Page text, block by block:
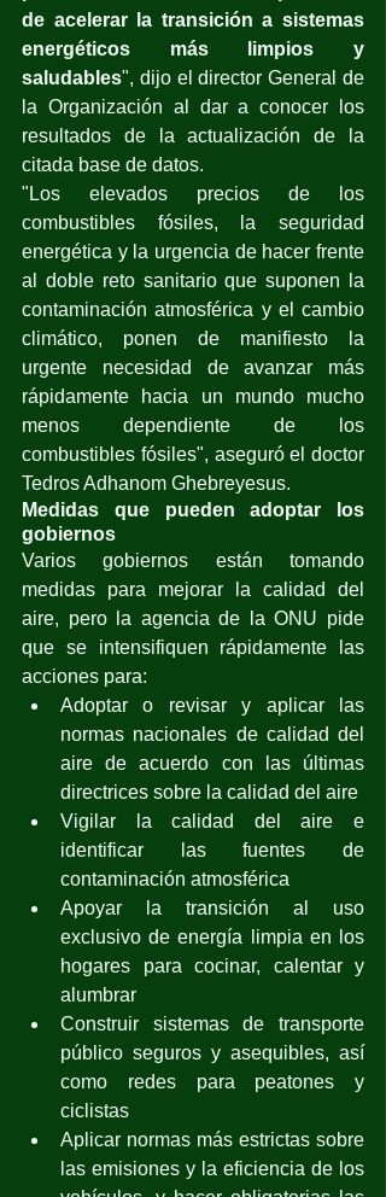
de acelerar la transición a sistemas
energéticos más limpios y
saludables", dijo el director General de
la Organización al dar a conocer los
resultados de la actualización de la
citada base de datos.
"Los elevados precios de los
combustibles fósiles, la seguridad
energética y la urgencia de hacer frente
al doble reto sanitario que suponen la
contaminación atmosférica y el cambio
climático, ponen de manifiesto la
urgente necesidad de avanzar más
rápidamente hacia un mundo mucho
menos dependiente de los
combustibles fósiles", aseguró el doctor
Tedros Adhanom Ghebreyesus.
Medidas que pueden adoptar los
gobiernos
Varios gobiernos están tomando
medidas para mejorar la calidad del
aire, pero la agencia de la ONU pide
que se intensifiquen rápidamente las
acciones para:
Adoptar o revisar y aplicar las
normas nacionales de calidad del
aire de acuerdo con las últimas
directrices sobre la calidad del aire
Vigilar la calidad del aire e
identificar las fuentes de
contaminación atmosférica
Apoyar la transición al uso
exclusivo de energía limpia en los
hogares para cocinar, calentar y
alumbrar
Construir sistemas de transporte
público seguros y asequibles, así
como redes para peatones y
ciclistas
Aplicar normas más estrictas sobre
las emisiones y la eficiencia de los